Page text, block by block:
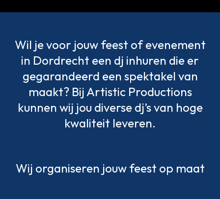
Wil je voor jouw feest of evenement
in Dordrecht een dj inhuren die er
gegarandeerd een spektakel van
maakt? Bij Artistic Productions
kunnen wij jou diverse dj’s van hoge
kwaliteit leveren.
Wij organiseren jouw feest op maat